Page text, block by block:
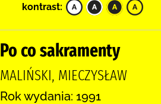
kontrast:
Po co sakramenty
MALIŃSKI, MIECZYSŁAW
Rok wydania: 1991